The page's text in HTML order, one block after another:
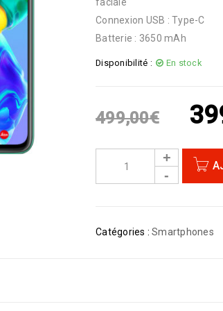
Connexion USB : Type-C
Batterie : 3650 mAh
Disponibilité : En stock
499,00€
Catégories : Smartphones